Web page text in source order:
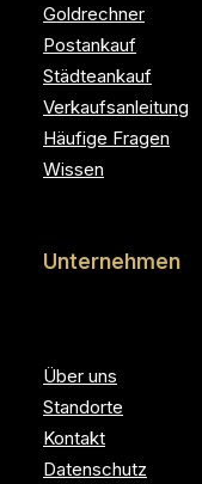
Goldrechner
Postankauf
Städteankauf
Verkaufsanleitung
Häufige Fragen
Wissen
Unternehmen
Über uns
Standorte
Kontakt
Datenschutz